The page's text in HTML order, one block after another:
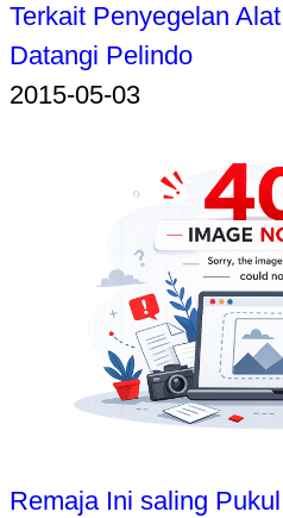
Terkait Penyegelan
Datangi Pelindo
2015-05-03
Remaja Ini saling